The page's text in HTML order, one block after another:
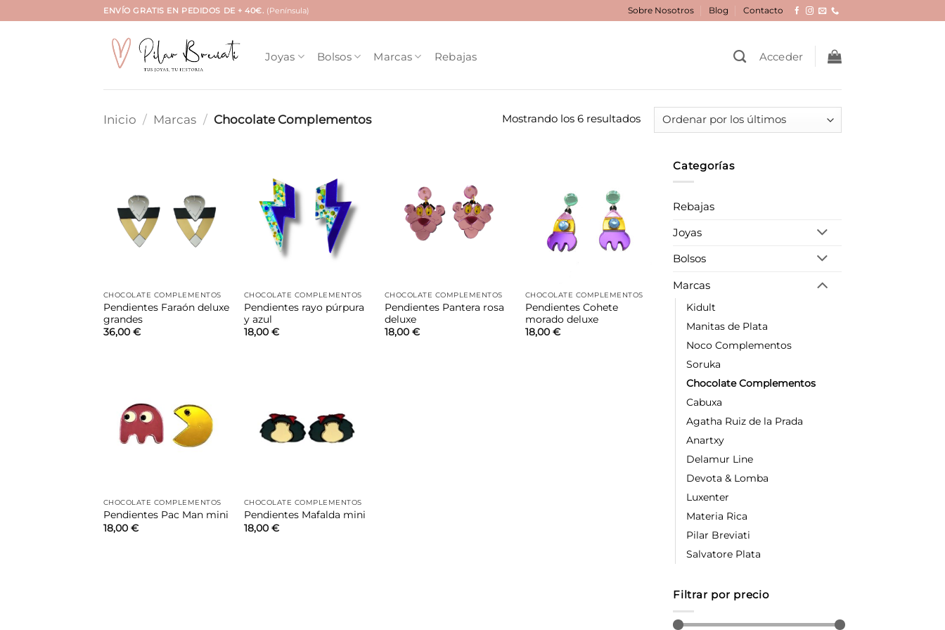
al
ENVÍO GRATIS EN PEDIDOS DE + 40€. (Península) Sobre Nosotros Blog Contacto
Joyas Bolsos Marcas Rebajas Acceder
Inicio / Marcas / Chocolate Complementos Mostrando los 6 resultadosOrdenado
por
últimos
Añadir
a la
lista de
deseos
CHOCOLATE COMPLEMENTOS
Pendientes Faraón deluxe
grandes
36,00 €
Añadir
a la
lista de
deseos
CHOCOLATE COMPLEMENTOS
Pendientes rayo púrpura
y azul
18,00 €
Añadir
a la
lista de
deseos
CHOCOLATE COMPLEMENTOS
Pendientes Pantera rosa
deluxe
18,00 €
Añadir
lista de
deseos
CHOCOLATE COMPLEMENTOS
Pendientes Cohete
morado deluxe
18,00 €
a la
lista de
deseos
CHOCOLATE COMPLEMENTOS
Pendientes Pac Man mini
18,00 €
lista de
deseos
CHOCOLATE COMPLEMENTOS
Pendientes Mafalda mini
18,00 €
Categorías
Rebajas
Joyas
Bolsos
Marcas
Kidult
Manitas de Plata
Noco Complementos
Soruka
Chocolate Complementos
Cabuxa
Agatha Ruiz de la Prada
Anartxy
Delamur Line
Devota & Lomba
Luxenter
Materia Rica
Pilar Breviati
Salvatore Plata
Filtrar por precio